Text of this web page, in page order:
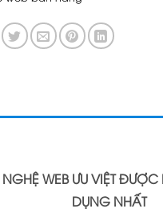
WEB ƯU VIỆT ĐƯỢC
DỤNG NHẤT